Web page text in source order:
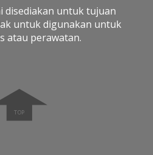
disediakan untuk tujuan
untuk digunakan untuk
atau perawatan.